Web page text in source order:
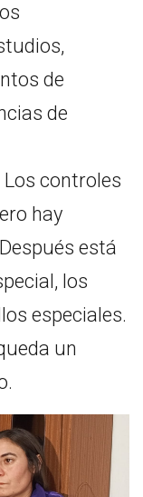
de
de
controles
hay
está
los
especiales.
un